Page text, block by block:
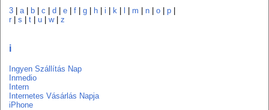
3 |a| b |c |d |e |f |g h |i k |m |n |o |p
r |s |t |u |w|z
i
Ingyen Szállítás Nap
Inmedio
Intern
Internetes Vásárlás Napja
iPhone